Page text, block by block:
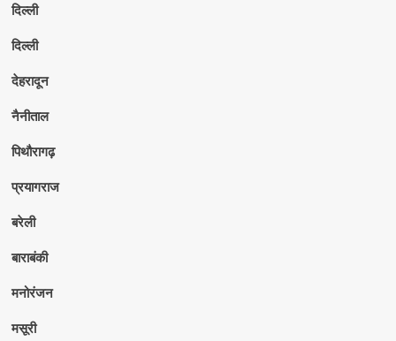
दिल्ली
दिल्ली
देहरादून
नैनीताल
पिथौरागढ़
प्रयागराज
बरेली
बाराबंकी
मनोरंजन
मसूरी